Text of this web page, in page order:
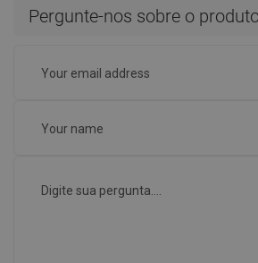
Pergunte-nos sobre o